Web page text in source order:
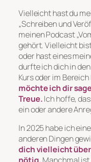
Vielleicht hast du
„Schreiben und
meinen Podcast
gehört. Vielleicht
oder hast eines
durfte ich dich in
Kurs oder im
möchte ich dir
Treue.Ich hoffe,
ein oder andere
In 2025 habe ich
anderen Dingen
dich vielleicht